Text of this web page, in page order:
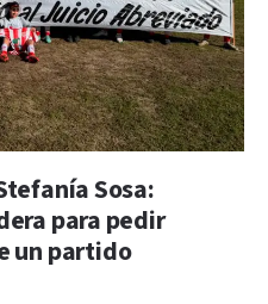
Sosa:
para pedir
un partido